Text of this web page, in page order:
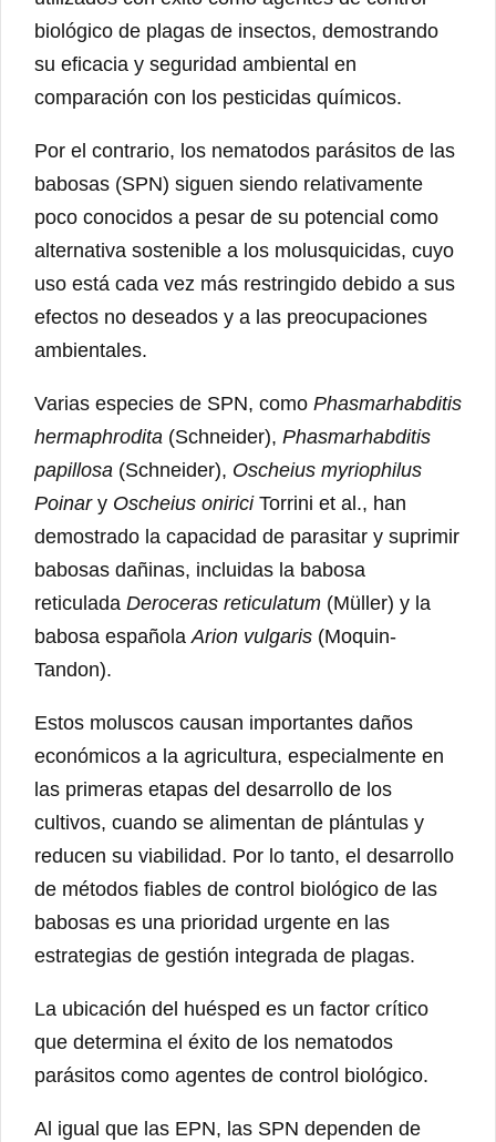
biológico de plagas de insectos, demostrando
su eficacia y seguridad ambiental en
comparación con los pesticidas químicos.
Por el contrario, los nematodos parásitos de las
babosas (SPN) siguen siendo relativamente
poco conocidos a pesar de su potencial como
alternativa sostenible a los molusquicidas, cuyo
uso está cada vez más restringido debido a sus
efectos no deseados y a las preocupaciones
ambientales.
Varias especies de SPN, como Phasmarhabditis
hermaphrodita (Schneider), Phasmarhabditis
papillosa (Schneider), Oscheius myriophilus
Poinary Oscheius oniriciTorrini et al., han
demostrado la capacidad de parasitar y suprimir
babosas dañinas, incluidas la babosa
reticulada Deroceras reticulatum (Müller) y la
babosa españolaArion vulgaris (Moquin-
Tandon).
Estos moluscos causan importantes daños
económicos a la agricultura, especialmente en
las primeras etapas del desarrollo de los
cultivos, cuando se alimentan de plántulas y
reducen su viabilidad. Por lo tanto, el desarrollo
de métodos fiables de control biológico de las
babosas es una prioridad urgente en las
estrategias de gestión integrada de plagas.
La ubicación del huésped es un factor crítico
que determina el éxito de los nematodos
parásitos como agentes de control biológico.
Al igual que las EPN, las SPN dependen de